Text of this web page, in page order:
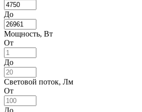
До
Мощность, Вт
От
До
Световой поток, Лм
От
До